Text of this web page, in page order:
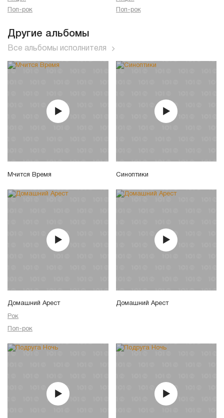
Поп-рок
Поп-рок
Другие альбомы
Все альбомы исполнителя
Мчится Время Синоптики
Домашний Арест
Рок
Поп-рок
Домашний Арест